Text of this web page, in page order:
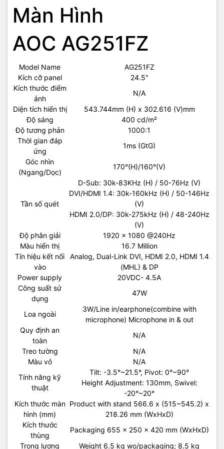
Màn Hình
AOC AG251FZ
Model Name
AG251FZ
Kích cỡ panel
24.5"
Kích thước điểm
ảnh
N/A
Diện tích hiển thị
543.744mm (H) x 302.616 (V)mm
Độ sáng
400 cd/m²
Độ tương phản
1000:1
Thời gian đáp
ứng
1ms (GtG)
Góc nhìn
(Ngang/Dọc)
170°(H)/160°(V)
Tần số quét
D-Sub: 30k-83KHz (H) / 50-76Hz (V)
DVI/HDMI 1.4: 30k-160kHz (H) / 50-146Hz
(V)
HDMI 2.0/DP: 30k-275kHz (H) / 48-240Hz
(V)
Độ phân giải
1920 x 1080 @240Hz
Màu hiển thị
16.7 Million
Tín hiệu kết nối
vào
Analog, Dual-Link DVI, HDMI 2.0, HDMI 1.4
(MHL) & DP
Power supply
20VDC- 4.5A
Công suất sử
dụng
47W
Loa ngoài
3W/Line in/earphone(combine with
microphone) Microphone in & out
Quy định an
toàn
N/A
Treo tường
N/A
Màu vỏ
N/A
Tính năng kỹ
thuật
Tilt: -3.5°~21.5°, Pivot: 0°~90°
Height Adjustment: 130mm, Swivel:
-20°~20°
Kích thước màn
hình (mm)
Product with stand 566.6 x (515~545.2) x
218.26 mm (WxHxD)
Kích thước
thùng
Packaging 655 x 250 x 420 mm (WxHxD)
Trọng lượng
Weight 6.5 kg wo/packaging; 8.5 kg
Tính năng giảm độ trễ giúp hạn chế tình trạng tín hiệu đầu vào bị
chậm (từ bàn phím, chuột,...) và đảm bảo hình ảnh luôn mượt mà
trong suốt quá trình chơi game, không còn hiện tượng giật hình.
Kết nối màn hình AOC rất dễ dàng khi chơi game. Dòng màn hình
AG251FZ không chỉ được trang bị cổng input bên ngoài, mà còn
có thêm cổng USB 3.0 và cổng sạc thiết bị, giúp bạn dễ dàng sạc
thiết bị di động hoặc truyền dữ liệu mà không bị gián đoạn khi
đang tập trung vào trò chơi.
Chân đế màn hình cho phép bạn điều chỉnh chiều cao và góc nhìn,
tạo sự thoải mái tối đa. Vị trí màn hình, vị trí ghế ngồi, chiều cao và
góc nhìn phù hợp sẽ mang đến trải nghiệm thoải mái nhất.